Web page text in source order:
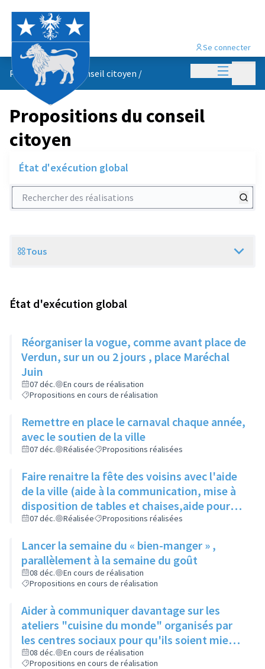
Menu
Se connecter
Propositions du conseil citoyen /
Propositions du conseil
citoyen
État d'exécution global
Rechercher des réalisations
Scope
Tous
État d'exécution global
Réorganiser la vogue, comme avant place de
Verdun, sur un ou 2 jours , place Maréchal
Juin
07 déc.
En cours de réalisation
Propositions en cours de réalisation
Remettre en place le carnaval chaque année,
avec le soutien de la ville
07 déc. Réalisée Propositions réalisées
Faire renaitre la fête des voisins avec l'aide
de la ville (aide à la communication, mise à
disposition de tables et chaises,aide pour
les demandes d'occupation du domaine
07 déc. Réalisée Propositions réalisées
Lancer la semaine du « bien-manger » ,
parallèlement à la semaine du goût
08 déc.
En cours de réalisation
Propositions en cours de réalisation
Aider à communiquer davantage sur les
ateliers "cuisine du monde" organisés par
les centres sociaux pour qu'ils soient mieux
connus
08 déc.
En cours de réalisation
Propositions en cours de réalisation